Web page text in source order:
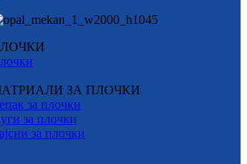
ЗА ПЛОЧКИ
за плочки
за плочки
за плочки